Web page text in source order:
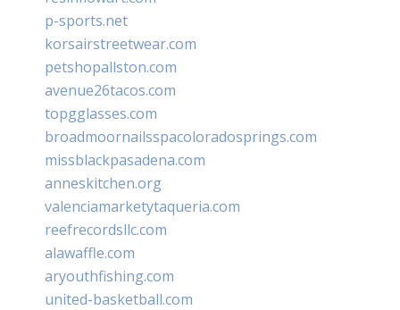
p-sports.net
korsairstreetwear.com
petshopallston.com
avenue26tacos.com
topgglasses.com
broadmoornailsspacoloradosprings.com
missblackpasadena.com
anneskitchen.org
valenciamarketytaqueria.com
reefrecordsllc.com
alawaffle.com
aryouthfishing.com
united-basketball.com